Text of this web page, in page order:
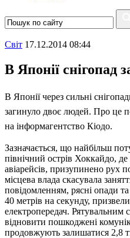
Свiт 17.12.2014 08:44
В Японії снігопад
В Японії через сильні
загинуло двоє людей. Про це
на інформагентство Кіодо.
Зазначається, що найбільш
північний острів Хоккайдо,
авіарейсів, призупинено рух
місцева влада скасувала
повідомленням, рясні опади
40 метрів на секунду,
електропередач. Рятувальним
відновити пошкоджені
продовжують залишатися 2,8